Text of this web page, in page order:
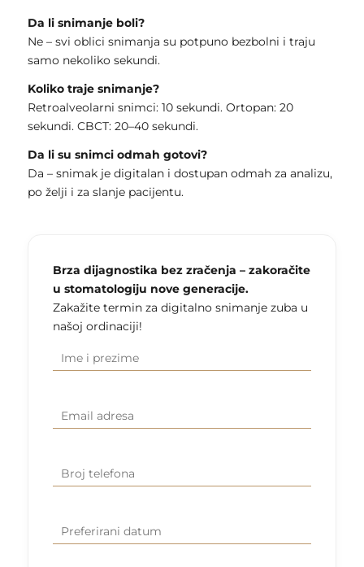
Da li snimanje boli?
Ne – svi oblici snimanja su potpuno bezbolni i traju
samo nekoliko sekundi.
Koliko traje snimanje?
Retroalveolarni snimci: 10 sekundi. Ortopan: 20
sekundi. CBCT: 20–40 sekundi.
Da li su snimci odmah gotovi?
Da – snimak je digitalan i dostupan odmah za analizu,
po želji i za slanje pacijentu.
Brza dijagnostika bez zračenja – zakoračite
u stomatologiju nove generacije.
Zakažite termin za digitalno snimanje zuba u
našoj ordinaciji!
Ime i
prezime
(Required)
Email
(Required)
Broj
telefona
(Required)
Preferirani
DD